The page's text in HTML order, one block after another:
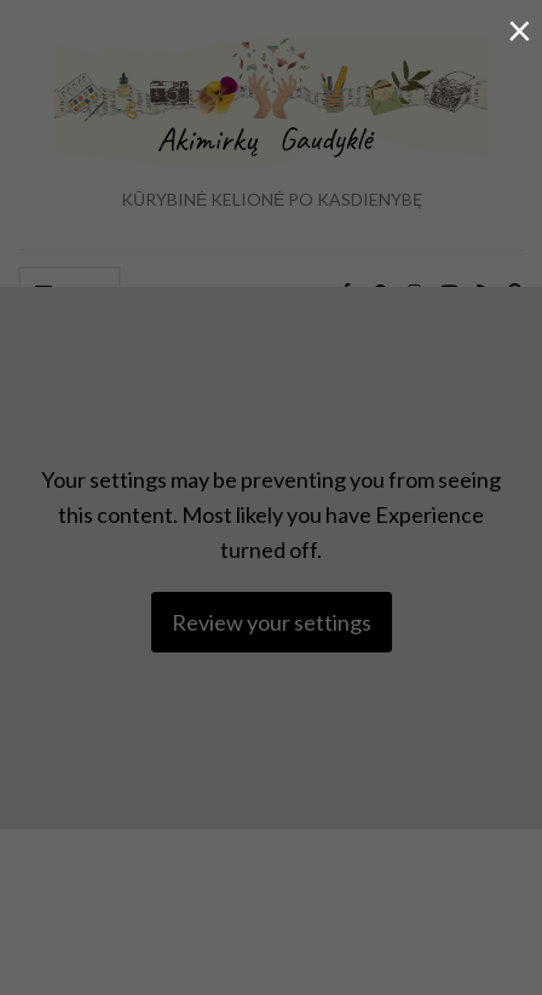
KŪRYBINĖ KELIONĖ PO KASDIENYBĘ
Your settings may be preventing you from seeing
this content. Most likely you have Experience
turned off.
Review your settings
×